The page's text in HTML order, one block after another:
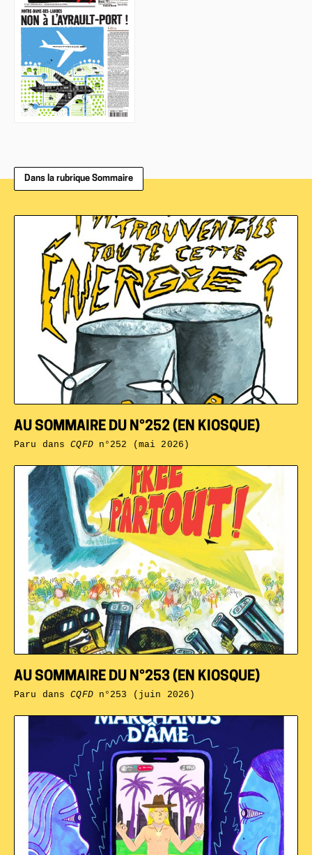
Dans la rubrique Sommaire
AU SOMMAIRE DU N°253 (EN KIOSQUE)
Paru dansCQFDn°253 (juin 2026)
AU SOMMAIRE DU N°252 (EN KIOSQUE)
Paru dansCQFDn°252 (mai 2026)